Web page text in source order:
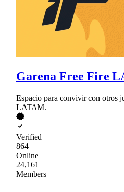
Garena Free Fire
Espacio para convivir con otros
LATAM.
Verified
864
Online
24,161
Members